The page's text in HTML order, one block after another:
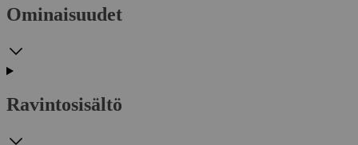
Ominaisuudet
Ravintosisältö